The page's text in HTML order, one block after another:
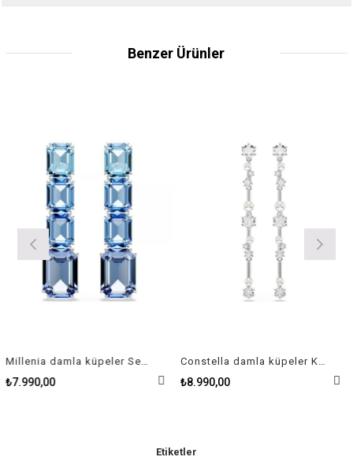
Benzer Ürünler
Millenia damla küpeler Sekizgen kesim, Renk geçişli, Mavi, Rodyum kaplama Constella damla küpeler Kristal inci, Yuvarlak kesimler, Beyaz, Rodyum kaplama
₺8.990,00
Etiketler